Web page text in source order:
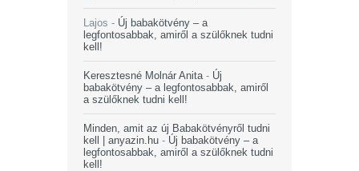
Lajos - Új babakötvény – a
legfontosabbak, amiről a szülőknek tudni
kell!
Keresztesné Molnár Anita - Új
babakötvény – a legfontosabbak, amiről
a szülőknek tudni kell!
Minden, amit az új Babakötvényről tudni
kell | anyazin.hu - Új babakötvény – a
legfontosabbak, amiről a szülőknek tudni
kell!